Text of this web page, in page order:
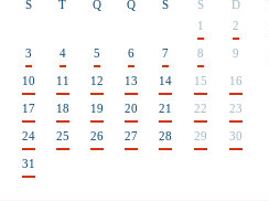
S T Q Q S S
D
1
2
3 4 5 6 7 8 9
10 11 12 13 14 15 16
17 18 19 20 21 22 23
24 25 26 27 28 29 30
31